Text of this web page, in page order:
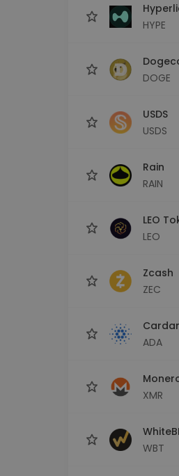
HYPE
DOGE
USDS
USDS
Rain
RAIN
LEO
LEO
Zcash
ZEC
ADA
XMR
WBT